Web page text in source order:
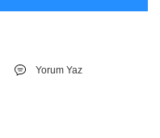
Yorum Yaz